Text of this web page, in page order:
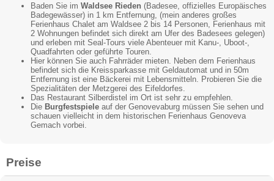
Baden Sie im Waldsee Rieden (Badesee, offizielles Europäisches
Badegewässer) in 1 km Entfernung, (mein anderes großes
Ferienhaus Chalet am Waldsee 2 bis 14 Personen, Ferienhaus mit
2 Wohnungen befindet sich direkt am Ufer des Badesees gelegen)
und erleben mit Seal-Tours viele Abenteuer mit Kanu-, Uboot-,
Quadfahrten oder geführte Touren.
Hier können Sie auch Fahrräder mieten. Neben dem Ferienhaus
befindet sich die Kreissparkasse mit Geldautomat und in 50m
Entfernung ist eine Bäckerei mit Lebensmitteln. Probieren Sie die
Spezialitäten der Metzgerei des Eifeldorfes.
Das Restaurant Silberdistel im Ort ist sehr zu empfehlen.
Die Burgfestspiele auf der Genovevaburg müssen Sie sehen und
schauen vielleicht in dem historischen Ferienhaus Genoveva
Gemach vorbei.
Preise